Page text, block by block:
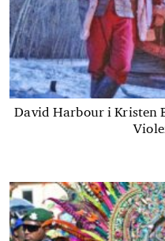
David Harbour i Kristen